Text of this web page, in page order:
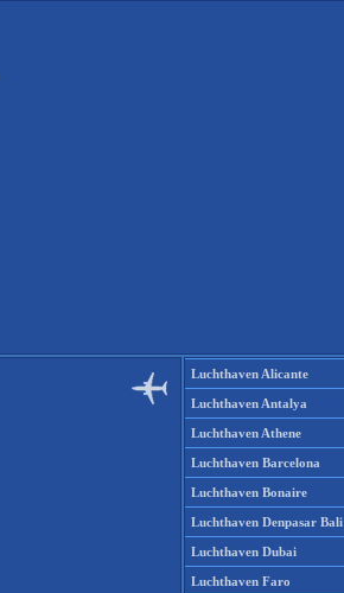
Luchthaven Alicante
Luchthaven Antalya
Luchthaven Athene
Luchthaven Barcelona
Luchthaven Bonaire
Luchthaven Denpasar Bali
Luchthaven Dubai
Luchthaven Faro